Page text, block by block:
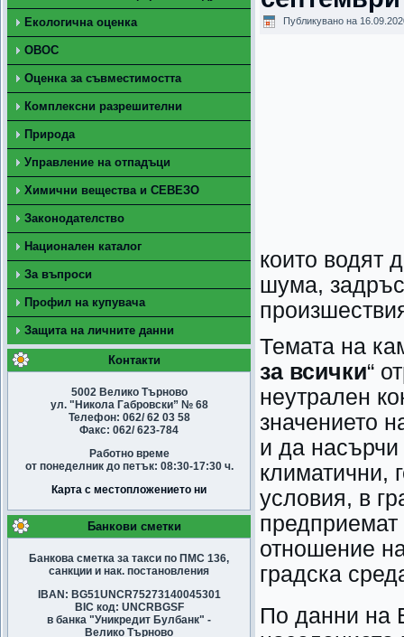
Екологична оценка
ОВОС
Оценка за съвместимостта
Комплексни разрешителни
Природа
Управление на отпадъци
Химични вещества и СЕВЕЗО
Законодателство
Национален каталог
За въпроси
Профил на купувача
Защита на личните данни
Контакти
5002 Велико Търново
ул. "Никола Габровски” № 68
Телефон: 062/ 62 03 58
Факс: 062/ 623-784
Работно време
от понеделник до петък: 08:30-17:30 ч.
Карта с местопложението ни
Банкови сметки
Банкова сметка за такси по ПМС 136,
санкции и нак. постановления
IBAN: BG51UNCR75273140045301
BIC код: UNCRBGSF
в банка "Уникредит Булбанк" -
Велико Търново
Публикувано на
които водят
шума,
Темата на
за всички“
неутрален
значението
и да насърчи
климатични,
условия, в
отношение
градска
По данни на